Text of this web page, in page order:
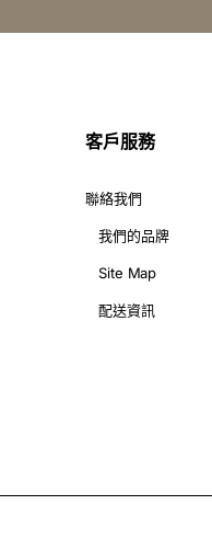
快又方便,仲有送貨到你屋
解佢哋一定要做落馬洲人
及。不過自從識咗G花店之
客戶服務
聯絡我們
我們的品牌
Site Map
配送資訊